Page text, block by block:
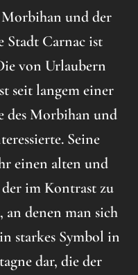
und der
Stadt Carnac ist
von Urlaubern
seit langem einer
des Morbihan und
Seine
einen alten und
im Kontrast zu
denen man sich
starkes Symbol in
dar, die der